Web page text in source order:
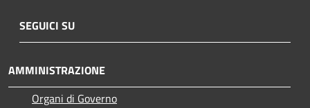
SEGUICI SU
AMMINISTRAZIONE
Organi di Governo